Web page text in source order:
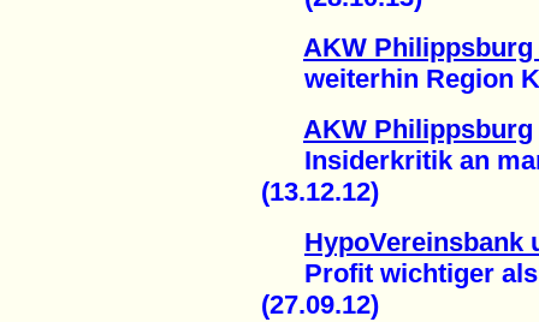
AKW
weiterhin Region
AKW Philippsburg
Insiderkritik an
(13.12.12)
HypoVereinsbank
Profit wichtiger als
(27.09.12)